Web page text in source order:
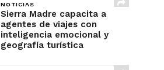
NOTICIAS
Sierra Madre capacita a
agentes de viajes con
inteligencia emocional y
geografía turística